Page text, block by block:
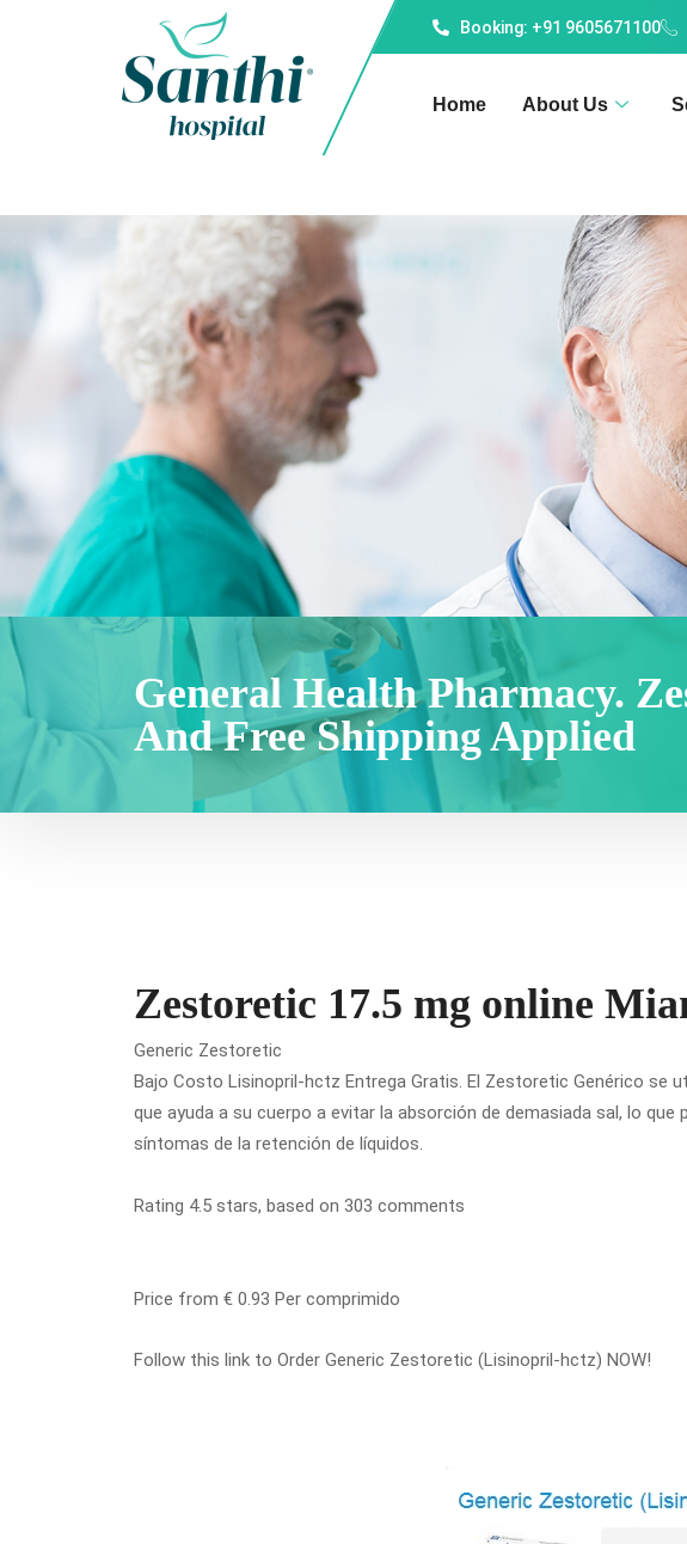
Booking: +91 9605671100
Home About Us
General Health Pharmacy.
And Free Shipping Applied
Zestoretic 17.5 mg online
Generic Zestoretic
Bajo Costo Lisinopril-hctz Entrega Gratis. El Zestoretic Genérico se
que ayuda a su cuerpo a evitar la absorción de demasiada sal, lo
síntomas de la retención de líquidos.
Rating 4.5 stars, based on 303 comments
Price from € 0.93 Per comprimido
Follow this link to Order Generic Zestoretic (Lisinopril-hctz) NOW!